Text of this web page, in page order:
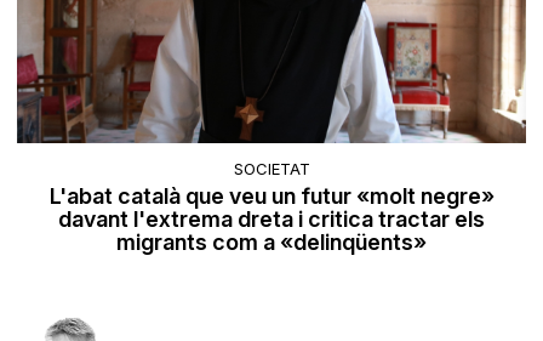
SOCIETAT
L'abat català que veu un futur «molt negre»
davant l'extrema dreta i critica tractar els
migrants com a «delinqüents»